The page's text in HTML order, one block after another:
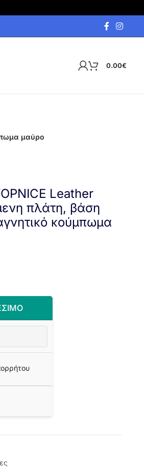
0.00€
μαύρο
Leather
πλάτη, βάση
κούμπωμα